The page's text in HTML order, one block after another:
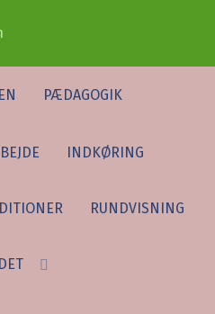
PÆDAGOGIK
INDKØRING
RUNDVISNING